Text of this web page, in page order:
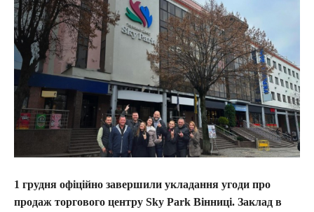
1 грудня офіційно завершили укладання угоди про
продаж торгового центру Sky Park Вінниці. Заклад в